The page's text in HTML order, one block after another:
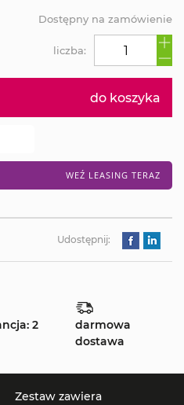
do koszyka
WEŹ LEASING TERAZ
liczba:
Dostępny na zamówienie
Udostępnij:
2
darmowa
dostawa
Zestaw zawiera